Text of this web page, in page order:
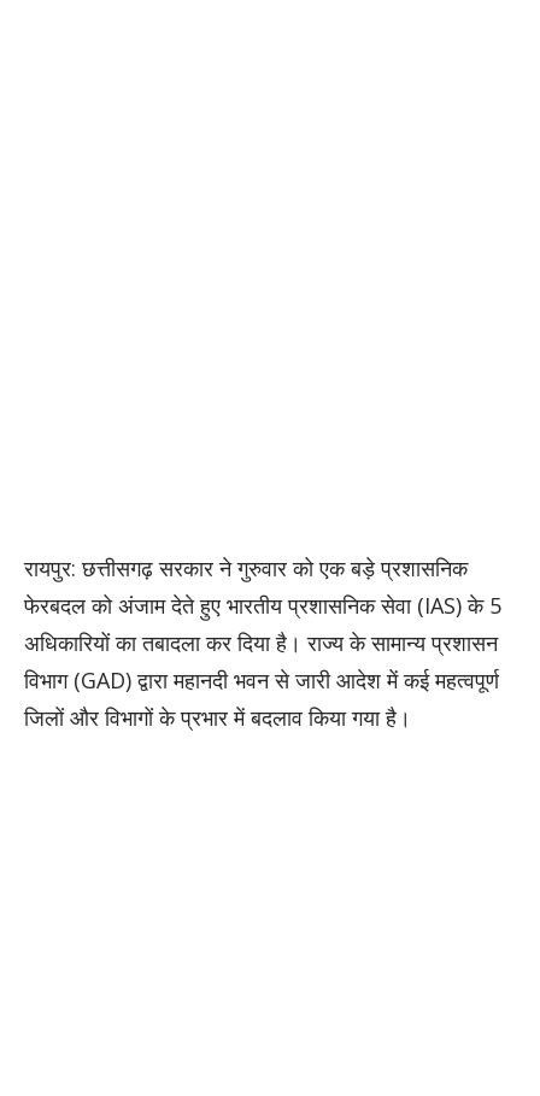
रायपुर: छत्तीसगढ़ सरकार ने गुरुवार को एक बड़े प्रशासनिक
फेरबदल को अंजाम देते हुए भारतीय प्रशासनिक सेवा (IAS) के 5
अधिकारियों का तबादला कर दिया है। राज्य के सामान्य प्रशासन
विभाग (GAD) द्वारा महानदी भवन से जारी आदेश में कई महत्वपूर्ण
जिलों और विभागों के प्रभार में बदलाव किया गया है।